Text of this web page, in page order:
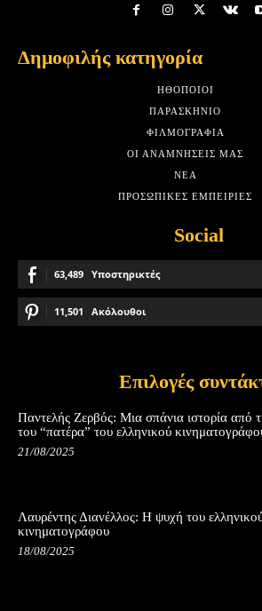
Δημοφιλής κατηγορία
HΘΟΠΟΙΟΊ
ΠΑΡΑΣΚΉΝΙΟ
ΦΙΛΜΟΓΡΑΦΊΑ
ΟΙ ΑΝΑΜΝΉΣΕΙΣ ΜΑΣ
ΝΈΑ
ΠΡΟΣΩΠΙΚΈΣ ΕΜΠΕΙΡΊΕΣ
Social
63,489 Υποστηρικτές
11,501 Ακόλουθοι
Επιλογές
Παντελής Ζερβός: Μια σπάνια ιστορία από
του “πατέρα” του ελληνικού
21/08/2025
Λαυρέντης Διανέλλος: Η ψυχή του
κινηματογράφου
18/08/2025